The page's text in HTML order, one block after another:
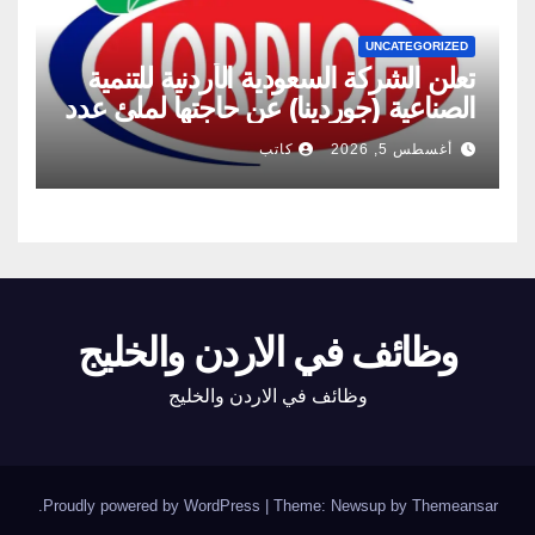
UNCATEGORIZED
تعلن الشركة السعودية الأردنية للتنمية
الصناعية (جوردينا) عن حاجتها لملئ عدد
من الشواغر
أغسطس 5, 2026 كاتب
وظائف في الاردن والخليج
وظائف في الاردن والخليج
Proudly powered by WordPress Theme: Newsup by Themeansar
.